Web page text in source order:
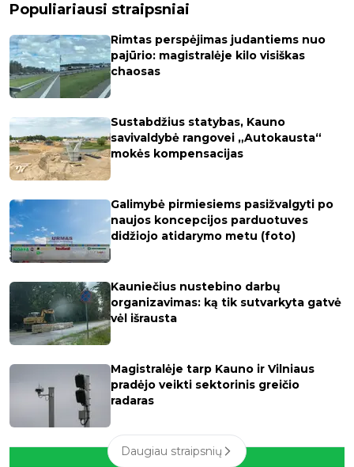
Populiariausi straipsniai
Rimtas perspėjimas judantiems nuo
pajūrio: magistralėje kilo visiškas
chaosas
Sustabdžius statybas, Kauno
savivaldybė rangovei „Autokausta“
mokės kompensacijas
Galimybė pirmiesiems pasižvalgyti po
naujos koncepcijos parduotuves
didžiojo atidarymo metu (foto)
Kauniečius nustebino darbų
organizavimas: ką tik sutvarkyta gatvė
vėl išrausta
Magistralėje tarp Kauno ir Vilniaus
pradėjo veikti sektorinis greičio
radaras
Daugiau straipsnių